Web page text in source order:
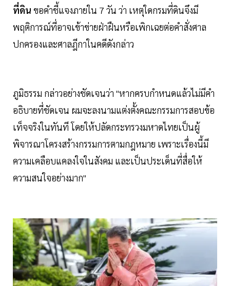
ที่ดิน ขอคำชี้แจงภายใน 7 วัน ว่า เหตุใดกรมที่ดินจึงมี
พฤติการณ์ที่อาจเข้าข่ายฝ่าฝืนหรือเพิกเฉยต่อคำสั่งศาล
ปกครองและศาลฎีกาในคดีดังกล่าว
ภูมิธรรม กล่าวอย่างชัดเจนว่า "หากครบกำหนดแล้วไม่มีคำ
อธิบายที่ชัดเจน ผมจะลงนามแต่งตั้งคณะกรรมการสอบข้อ
เท็จจริงในทันที โดยให้ปลัดกระทรวงมหาดไทยเป็นผู้
พิจารณาโครงสร้างกรรมการตามกฎหมาย เพราะเรื่องนี้มี
ความเคลือบแคลงใจในสังคม และเป็นประเด็นที่สื่อให้
ความสนใจอย่างมาก"